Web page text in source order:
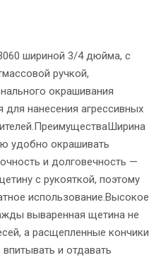
шириной 3/4 дюйма, с
ручкой,
окрашивания
для нанесения агрессивных
удобно окрашивать
и долговечность —
с рукояткой, поэтому
использование.Высокое
вываренная щетина не
а расщепленные кончики
и отдавать